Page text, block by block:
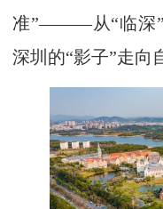
准”———从“临深”
深圳的“影子”走向